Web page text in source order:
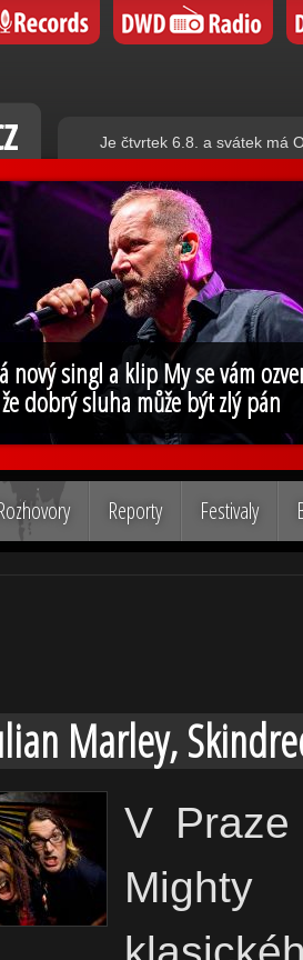
Je čtvrtek 6.8. a svátek má
nový singl a klip My se vám
dobrý sluha může být zlý pán
Reporty Festivaly
Marley,
V